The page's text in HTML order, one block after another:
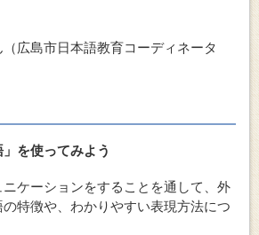
広島市日本語教育コーディネータ
を使ってみよう
ケーションをすることを通して、外
特徴や、わかりやすい表現方法につ